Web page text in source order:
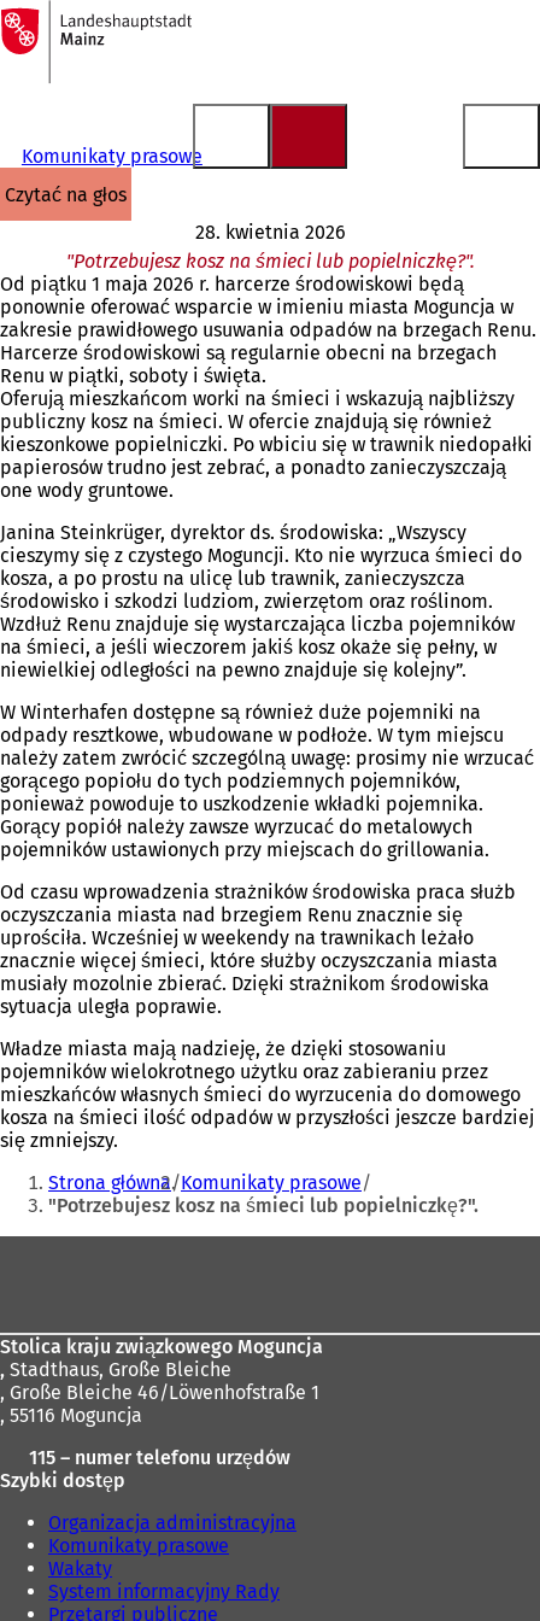
Przejdź do treści
Do
strony
głównej
Komunikaty prasowe
czytać na głos
28. kwietnia 2026
"Potrzebujesz kosz na śmieci lub popielniczkę?".
Od piątku 1 maja 2026 r. harcerze środowiskowi będą
ponownie oferować wsparcie w imieniu miasta Moguncja w
zakresie prawidłowego usuwania odpadów na brzegach Renu.
Harcerze środowiskowi są regularnie obecni na brzegach
Renu w piątki, soboty i święta.
Oferują mieszkańcom worki na śmieci i wskazują najbliższy
publiczny kosz na śmieci. W ofercie znajdują się również
kieszonkowe popielniczki. Po wbiciu się w trawnik niedopałki
papierosów trudno jest zebrać, a ponadto zanieczyszczają
one wody gruntowe.
Janina Steinkrüger, dyrektor ds. środowiska: „Wszyscy
cieszymy się z czystego Moguncji. Kto nie wyrzuca śmieci do
kosza, a po prostu na ulicę lub trawnik, zanieczyszcza
środowisko i szkodzi ludziom, zwierzętom oraz roślinom.
Wzdłuż Renu znajduje się wystarczająca liczba pojemników
na śmieci, a jeśli wieczorem jakiś kosz okaże się pełny, w
niewielkiej odległości na pewno znajduje się kolejny”.
W Winterhafen dostępne są również duże pojemniki na
odpady resztkowe, wbudowane w podłoże. W tym miejscu
należy zatem zwrócić szczególną uwagę: prosimy nie wrzucać
gorącego popiołu do tych podziemnych pojemników,
ponieważ powoduje to uszkodzenie wkładki pojemnika.
Gorący popiół należy zawsze wyrzucać do metalowych
pojemników ustawionych przy miejscach do grillowania.
Od czasu wprowadzenia strażników środowiska praca służb
oczyszczania miasta nad brzegiem Renu znacznie się
uprościła. Wcześniej w weekendy na trawnikach leżało
znacznie więcej śmieci, które służby oczyszczania miasta
musiały mozolnie zbierać. Dzięki strażnikom środowiska
sytuacja uległa poprawie.
Władze miasta mają nadzieję, że dzięki stosowaniu
pojemników wielokrotnego użytku oraz zabieraniu przez
mieszkańców własnych śmieci do wyrzucenia do domowego
kosza na śmieci ilość odpadów w przyszłości jeszcze bardziej
się zmniejszy.
Jesteś
tutaj:
Strona główna Komunikaty prasowe
"Potrzebujesz kosz na śmieci lub popielniczkę?".
Stolica kraju związkowego Moguncja
, Stadthaus, Große Bleiche
, Große Bleiche 46/Löwenhofstraße 1
, 55116 Moguncja
115 – numer telefonu urzędów
Szybki dostęp
Organizacja administracyjna
Komunikaty prasowe
Wakaty
System informacyjny Rady
Przetargi publiczne